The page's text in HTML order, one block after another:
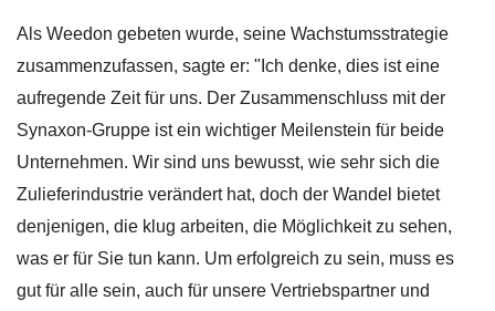
Als Weedon gebeten wurde, seine Wachstumsstrategie
zusammenzufassen, sagte er: "Ich denke, dies ist eine
aufregende Zeit für uns. Der Zusammenschluss mit der
Synaxon-Gruppe ist ein wichtiger Meilenstein für beide
Unternehmen. Wir sind uns bewusst, wie sehr sich die
Zulieferindustrie verändert hat, doch der Wandel bietet
denjenigen, die klug arbeiten, die Möglichkeit zu sehen,
was er für Sie tun kann. Um erfolgreich zu sein, muss es
gut für alle sein, auch für unsere Vertriebspartner und